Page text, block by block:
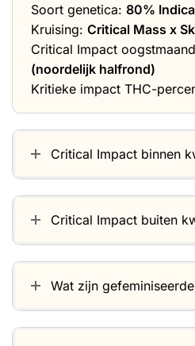
Soort genetica: 80%
Kruising: Critical Mass x
Critical Impact
(noordelijk halfrond)
Kritieke impact THC-
Critical Impact binnen
Critical Impact buiten
Wat zijn